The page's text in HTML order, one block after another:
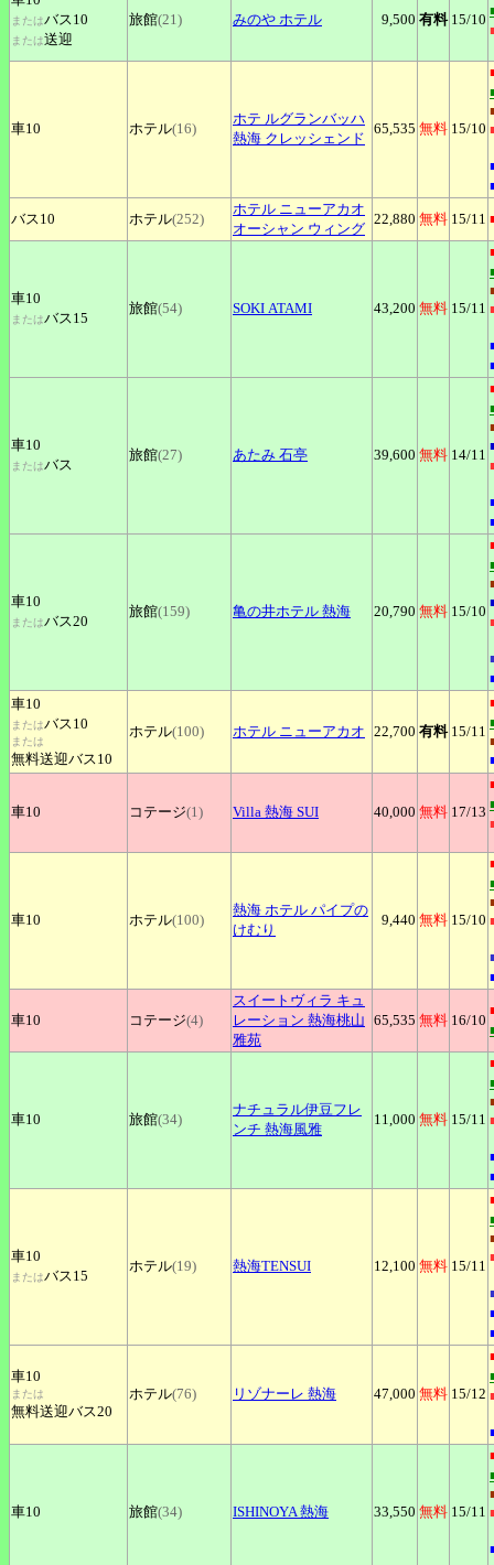
またはバス10
または送迎
旅館(21) みのや ホテル 9,500 有料 15/10
車10 ホテル(16)
ホテ ルグランバッハ
熱海 クレッシェンド
65,535 無料 15/10
バス10
ホテル(252)
ホテル ニューアカオ
オーシャン ウィング
22,880 無料 15/11
車10
またはバス15
旅館(54) SOKI ATAMI 43,200 無料 15/11
車10
またはバス
旅館(27) あたみ 石亭 39,600 無料 14/11
車10
またはバス20
旅館(159) 亀の井ホテル 熱海 20,790 無料 15/10
車10
またはバス10
または
無料送迎バス10
ホテル(100) ホテル ニューアカオ 22,700 有料 15/11
車10 コテージ(1) Villa 熱海 SUI 40,000 無料 17/13
車10 ホテル(100)
熱海 ホテル パイプの
けむり
9,440 無料 15/10
車10 コテージ(4)
スイートヴィラ キュ
レーション 熱海桃山
雅苑
65,535 無料 16/10
車10 旅館(34)
ナチュラル伊豆フレ
ンチ 熱海風雅
11,000 無料 15/11
車10
またはバス15
ホテル(19) 熱海TENSUI 12,100 無料 15/11
車10
または
無料送迎バス20
ホテル(76) リゾナーレ 熱海 47,000 無料 15/12
車10 旅館(34) ISHINOYA熱海 33,550 無料 15/11